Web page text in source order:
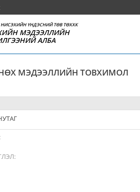
ҮНДЭСНИЙ ТӨВ ТӨХХК
МЭДЭЭЛЛИЙН
АЛБА
МЭДЭЭЛЛИЙН ТОВХИМОЛ